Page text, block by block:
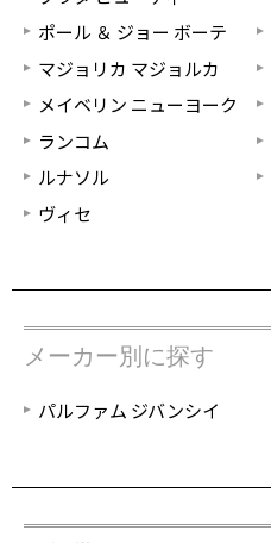
ポール ＆ ジョー ボーテ
マジョリカ マジョルカ
メイベリン ニューヨーク
ランコム
ルナソル
ヴィセ
メーカー別に探す
パルファム ジバンシイ